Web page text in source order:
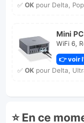
✅ OKpour Delta,
Mini
WiFi 6,
👉 voir
✅ OKpour Delta,
⭐ En ce